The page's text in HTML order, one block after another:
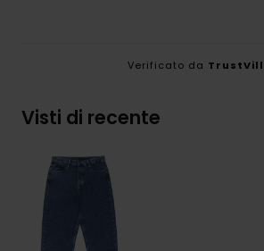
Verificato da
Visti di recente